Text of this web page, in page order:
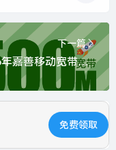
下一篇
2026年嘉善移动宽带价格表？推荐移动1000M包1年800元
免费领取